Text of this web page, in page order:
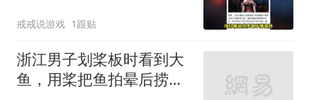
戒戒说游戏 1跟贴
浙江男子划桨板时看到大
鱼，用桨把鱼拍晕后捞